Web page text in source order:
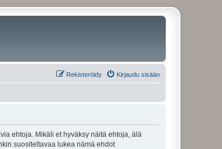
Kirjaudu sisään
Rekisteröidy
ehtoja. Mikäli et hyväksy näitä ehtoja, älä
suositeltavaa lukea nämä ehdot